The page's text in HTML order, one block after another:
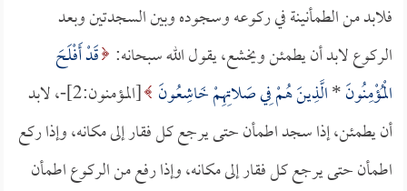
فلابد من الطمأنينة في ركوعه وسجوده وبين السجدتين وبعد
الركوع لابد أن يطمئن ويخشع، يقول الله سبحانه: قَدْ أَفْلَحَ
الْمُؤْمِنُونَ*الَّذِينَ هُمْ فِي صَلاتِهِمْ خَاشِعُونَ
[المؤمنون:2]-، لابد
أن يطمئن، إذا سجد اطمأن حتى يرجع كل فقار إلى مكانه، وإذا ركع
اطمأن حتى يرجع كل فقار إلى مكانه، وإذا رفع من الركوع اطمأن